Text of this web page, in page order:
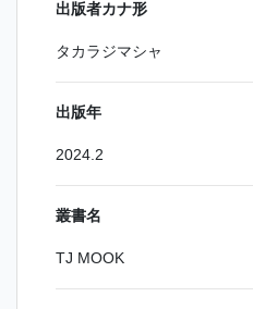
出版者カナ形
タカラジマシャ
出版年
2024.2
叢書名
TJ MOOK